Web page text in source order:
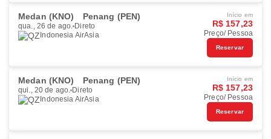
Medan (KNO) Penang (PEN)
qua., 26 de ago. Direto
Indonesia AirAsia
Início em
R$ 157,23
Preço/ Pessoa
Reservar
Medan (KNO) Penang (PEN)
qui., 20 de ago. Direto
Indonesia AirAsia
Início em
R$ 157,23
Preço/ Pessoa
Reservar